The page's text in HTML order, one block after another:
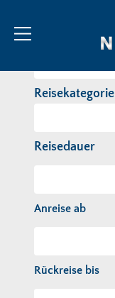
Reisekategorie
Reisedauer
Anreise ab
Rückreise bis